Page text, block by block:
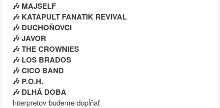
🎶 MAJSELF
🎶 KATAPULT FANATIK REVIVAL
🎶 DUCHOŇOVCI
🎶 JAVOR
🎶 THE CROWNIES
🎶 LOS BRADOS
🎶 CICO BAND
🎶 P.O.H.
🎶 DLHÁ DOBA
Interpretov budeme dopĺňať